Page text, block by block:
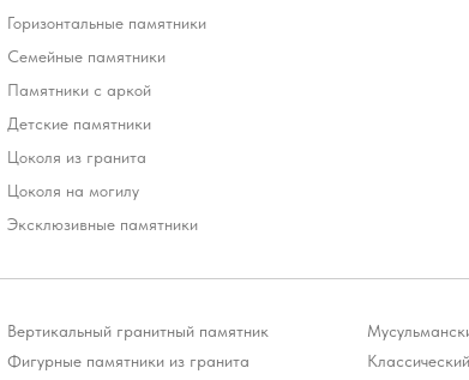
Горизонтальные памятники
Семейные памятники
Памятники с аркой
Детские памятники
Цоколя из гранита
Цоколя на могилу
Эксклюзивные памятники
Вертикальный гранитный памятник
Фигурные памятники из гранита